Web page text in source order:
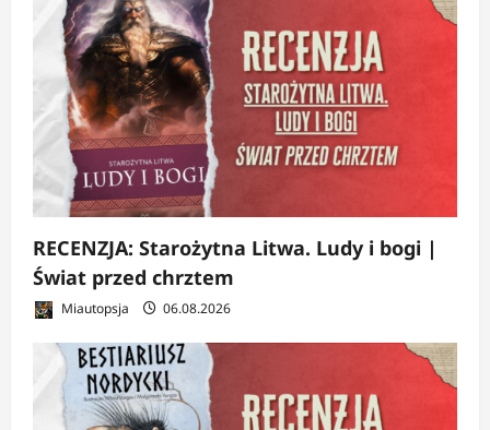
RECENZJA: Starożytna Litwa. Ludy i bogi |
Świat przed chrztem
Miautopsja 06.08.2026